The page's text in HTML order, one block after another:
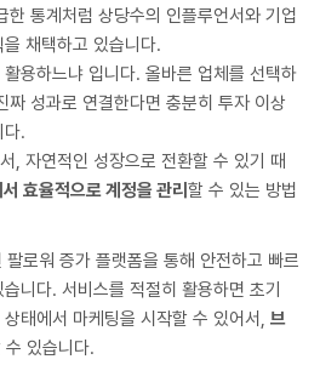
통계처럼 상당수의 인플루언서와 기업
채택하고 있습니다.
용하느냐 입니다. 올바른 업체를 선택하
짜 성과로 연결한다면 충분히 투자 이상
다.
, 자연적인 성장으로 전환할 수 있기 때
효율적으로 계정을 관리 할 수 있는 방법
팔로워 증가 플랫폼을 통해 안전하고 빠르
니다. 서비스를 적절히 활용하면 초기
태에서 마케팅을 시작할 수 있어서, 브
수 있습니다.